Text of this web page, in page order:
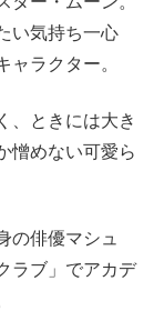
い気持ち一心
ャラクター。
、ときには大き
憎めない可愛ら
の俳優マシュ
ラブ」でアカデ